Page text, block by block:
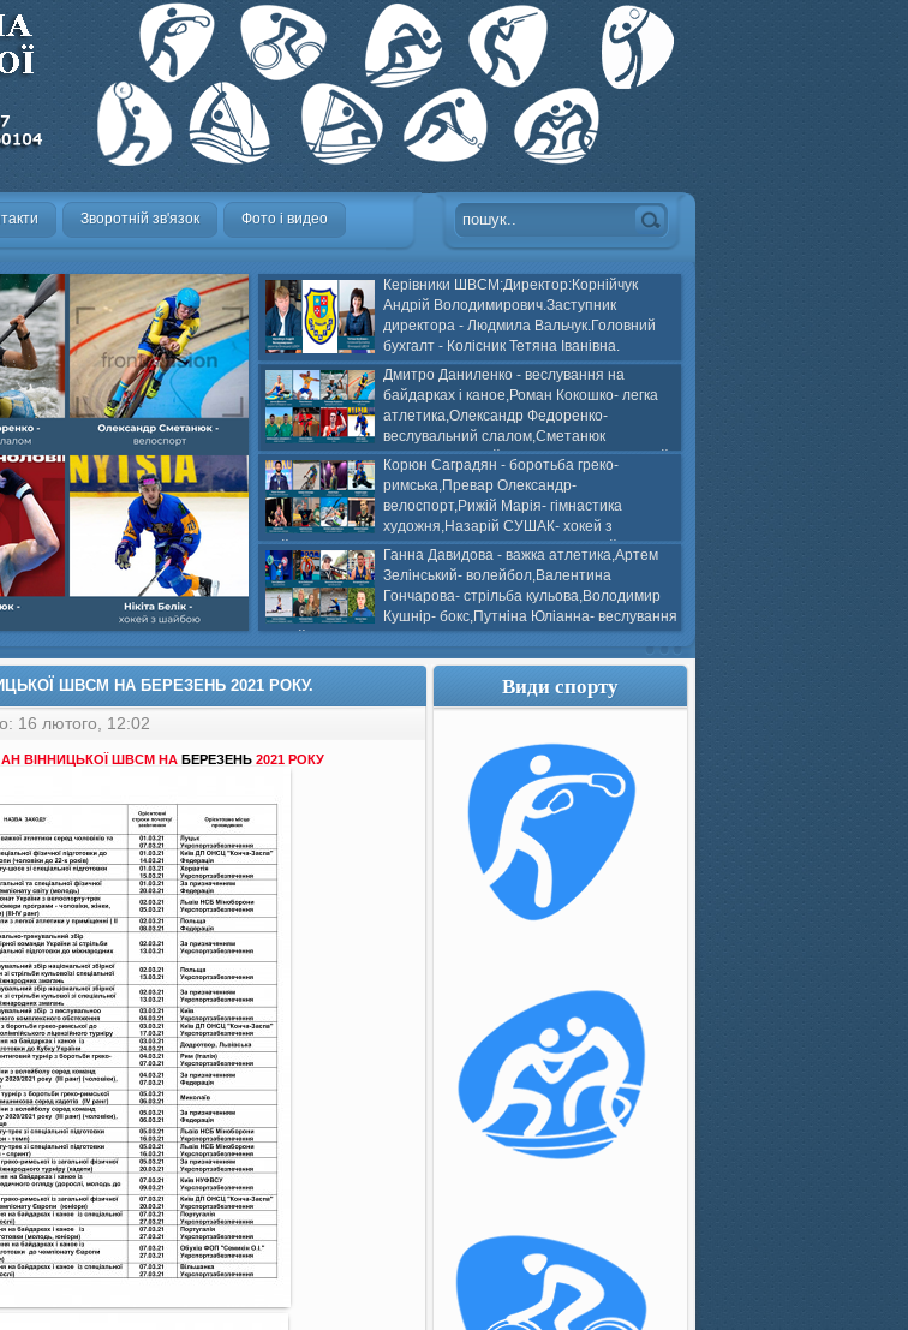
Зворотній зв'язок Фото і видео
Керівники ШВСМ:Директор:Корнійчук
Андрій Володимирович.Заступник
директора - Людмила Вальчук.Головний
бухгалт - Колісник Тетяна Іванівна.
Дмитро Даниленко - веслування на
байдарках і каное,Роман Кокошко- легка
атлетика,Олександр Федоренко-
веслувальний слалом,Сметанюк
Олександр- велоспорт,Каплінський Володимир, Соломяний
Олександр- хокей на траві,Лейла Юсіфзаде- гімнастика
художня,Максим Власюк- бокс,Нікіта БЕЛІК- хокей з шайбою.
Корюн Саградян - боротьба греко-
римська,Превар Олександр-
велоспорт,Рижій Марія- гімнастика
художня,Назарій СУШАК- хокей з
шайбою,Ігор Бичков- боротьба греко-римська,Сергій
Колісник- важка атлетика,Вікторія Добротворська-
веслвальний слалом,Валерія Якушева - волейбол.
Ганна Давидова - важка атлетика,Артем
Зелінський- волейбол,Валентина
Гончарова- стрільба кульова,Володимир
Кушнір- бокс,Путніна Юліанна- веслування
на байдарках і каное,Моїсеєнко Марія- стрільба
кульова,Селезньов Г. веслування на байдарках і
каное,Максим Чекін- бокс.
ШВСМ НА БЕРЕЗЕНЬ 2021 РОКУ.
16 лютого, 12:02
ВІННИЦЬКОЇ ШВСМ НА БЕРЕЗЕНЬ2021 РОКУ
Види спорту